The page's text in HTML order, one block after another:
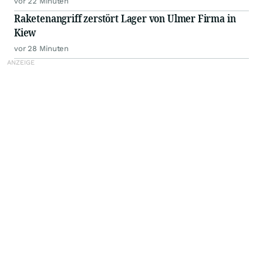
Raketenangriff zerstört Lager von Ulmer Firma in
Kiew
vor 28 Minuten